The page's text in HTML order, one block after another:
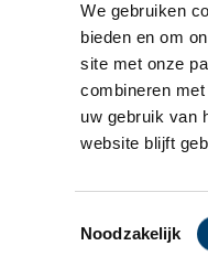
We gebruiken
bieden en om
site met onze
combineren
uw gebruik van
website blijft
Noodzakelijk
VIDEO’S